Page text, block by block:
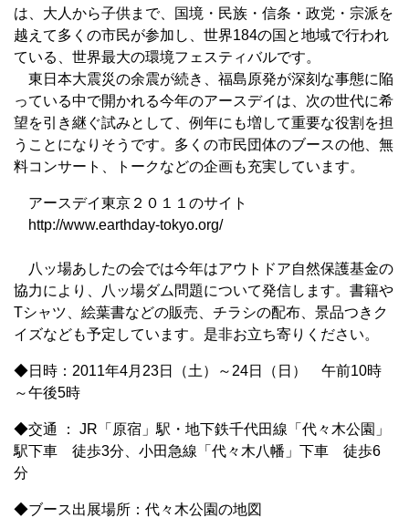
は、大人から子供まで、国境・民族・信条・政党・宗派を
越えて多くの市民が参加し、世界184の国と地域で行われ
ている、世界最大の環境フェスティバルです。
東日本大震災の余震が続き、福島原発が深刻な事態に陥
っている中で開かれる今年のアースデイは、次の世代に希
望を引き継ぐ試みとして、例年にも増して重要な役割を担
うことになりそうです。多くの市民団体のブースの他、無
料コンサート、トークなどの企画も充実しています。
アースデイ東京２０１１のサイト
http://www.earthday-tokyo.org/
八ッ場あしたの会では今年はアウトドア自然保護基金の
協力により、八ッ場ダム問題について発信します。書籍や
Tシャツ、絵葉書などの販売、チラシの配布、景品つきク
イズなども予定しています。是非お立ち寄りください。
◆日時：2011年4月23日（土）～24日（日） 午前10時
～午後5時
◆交通 ： JR「原宿」駅・地下鉄千代田線「代々木公園」
駅下車 徒歩3分、小田急線「代々木八幡」下車 徒歩6
分
◆ブース出展場所：代々木公園の地図